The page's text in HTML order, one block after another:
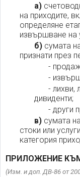
а)
на приходите,
определяне
извършване на
б)сумата
признати през
-
-
- лихви,
дивиденти;
- други
в)сумата
стоки или
категория
ПРИЛОЖЕНИЕ
(Изм. и доп. ДВ-86 от